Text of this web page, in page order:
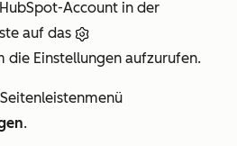
Account in der
auf das
die Einstellungen aufzurufen.
.